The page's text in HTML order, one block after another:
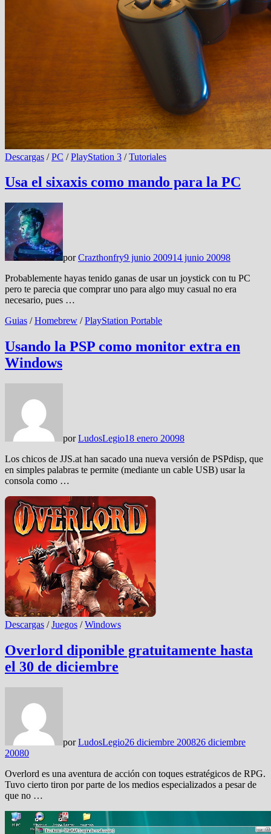
Descargas /PC /PlayStation 3 /Tutoriales
Usa el sixaxis como mando para la PC
porCrazthonfry9 junio 200914 junio 20098
Probablemente hayas tenido ganas de usar un joystick con tu PC
pero te parecia que comprar uno para algo muy casual no era
necesario, pues …
Guias /Homebrew /PlayStation Portable
Usando la PSP como monitor extra en
Windows
porLudosLegio18 enero 20098
Los chicos de JJS.at han sacado una nueva versión de PSPdisp, que
en simples palabras te permite (mediante un cable USB) usar la
consola como …
Descargas /Juegos /Windows
Overlord diponible gratuitamente hasta
el 30 de diciembre
porLudosLegio26 diciembre 200826 diciembre
20080
Overlord es una aventura de acción con toques estratégicos de RPG.
Tuvo cierto tiron por parte de los medios especializados a pesar de
que no …